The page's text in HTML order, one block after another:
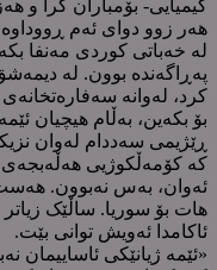
کیمیایی- بۆمباران کرا و
هەر زوو دوای ئەم
لە خەباتی کوردی مەنفا
پەڕاگەندە بوون. لە
کرد، لەوانە
بۆ بکەین، بەڵام هیچیان
ڕێژیمی سەددام لەوان
کە کۆمەڵکوژیی هەڵەبجەی
ئەوان، بەس نەبوون. هەست
هات بۆ سوریا. ساڵێک
ئاکامدا ئەویش توانی بێت.
«ئێمە ژیانێکی ئاساییمان